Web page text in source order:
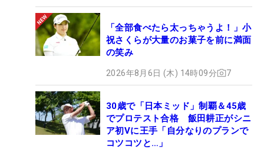
「全部食べたら太っちゃうよ！」小
祝さくらが大量のお菓子を前に満面
の笑み
2026年8月6日 (木) 14時09分 7
30歳で「日本ミッド」制覇＆45歳
でプロテスト合格 飯田耕正がシニ
ア初Vに王手「自分なりのプランで
コツコツと…」